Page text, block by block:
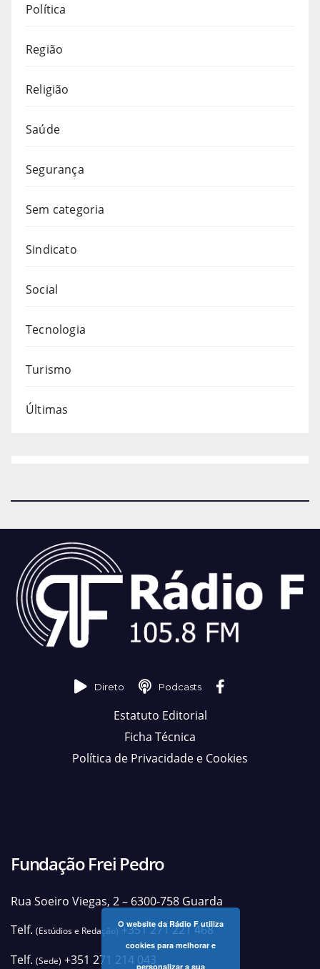
Política
Região
Religião
Saúde
Segurança
Sem categoria
Sindicato
Social
Tecnologia
Turismo
Últimas
Direto Podcasts
Estatuto Editorial
Ficha Técnica
Política de Privacidade e Cookies
Fundação Frei Pedro
Rua Soeiro Viegas, 2 – 6300-758 Guarda
Telf. (Estúdios e Redação)+351 271 221 468
Telf. (Sede) +351 271 214 043
O website da Rádio F utiliza
cookies para melhorar e
personalizar a sua